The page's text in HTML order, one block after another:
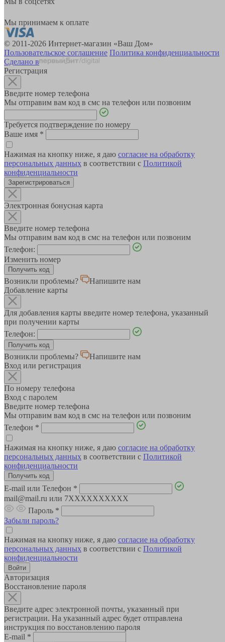
Мы принимаем к оплате
© 2011-2026 Интернет-магазин «Ваш Дом»
Пользовательское соглашение Политика конфиденциальности
Сделано в
Регистрация
Введите номер телефона
Мы отправим вам код в смс на телефон или позвоним
Требуется подтверждение по номеру
Ваше имя *
Нажимая на кнопку ниже, я даю согласие на обработку
персональных данных в соответствии с Политикой
конфиденциальности
Зарегистрироваться
Электронная бонусная карта
Введите номер телефона
Мы отправим вам код в смс на телефон или позвоним
Телефон:
Изменить номер
Возникли проблемы?
Напишите нам
Добавление карты
Для добавления карты введите номер телефона, указанный
при получении карты
Телефон:
Возникли проблемы?
Напишите нам
Вход или регистрация
По номеру телефона
Вход с паролем
Введите номер телефона
Мы отправим вам код в смс на телефон или позвоним
Телефон *
Нажимая на кнопку ниже, я даю согласие на обработку
персональных данных в соответствии с Политикой
конфиденциальности
E-mail или Телефон *
mail@mail.ru или 7XXXXXXXXXX
Пароль *
Забыли пароль?
Нажимая на кнопку ниже, я даю согласие на обработку
персональных данных в соответствии с Политикой
конфиденциальности
Авторизация
Восстановление пароля
Введите адрес электронной почты, указанный при
регистрации. На указанный адрес будет отправлена
инструкция по восстановлению пароля
E-mail *